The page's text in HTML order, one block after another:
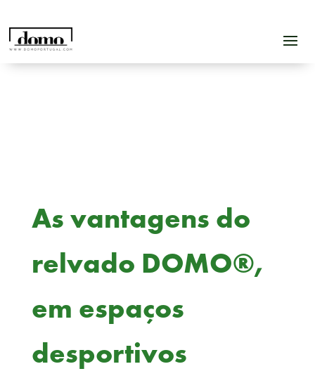
As vantagens do
relvado DOMO®,
em espaços
desportivos